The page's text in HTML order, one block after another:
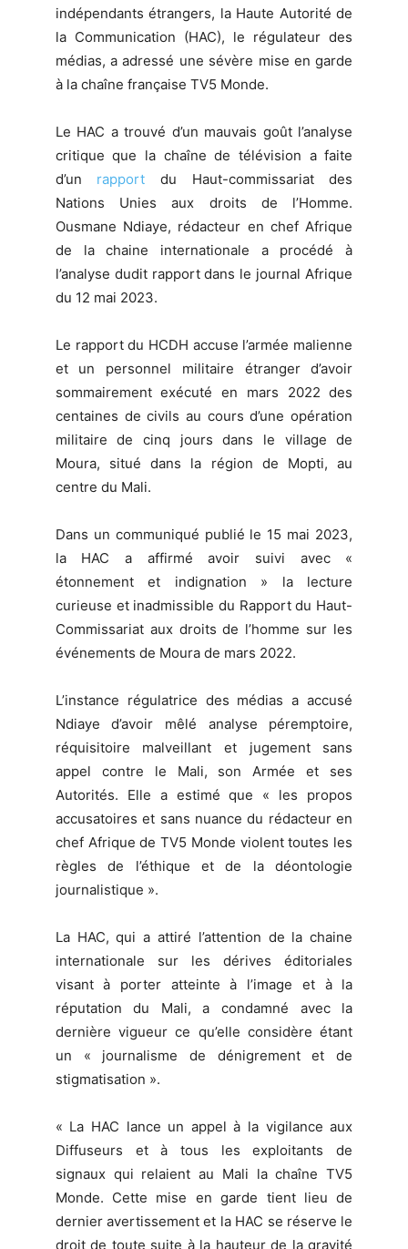
indépendants étrangers, la Haute Autorité de
la Communication (HAC), le régulateur des
médias, a adressé une sévère mise en garde
à la chaîne française TV5 Monde.
Le HAC a trouvé d’un mauvais goût l’analyse
critique que la chaîne de télévision a faite
d’un rapport du Haut-commissariat des
Nations Unies aux droits de l’Homme.
Ousmane Ndiaye, rédacteur en chef Afrique
de la chaine internationale a procédé à
l’analyse dudit rapport dans le journal Afrique
du 12 mai 2023.
Le rapport du HCDH accuse l’armée malienne
et un personnel militaire étranger d’avoir
sommairement exécuté en mars 2022 des
centaines de civils au cours d’une opération
militaire de cinq jours dans le village de
Moura, situé dans la région de Mopti, au
centre du Mali.
Dans un communiqué publié le 15 mai 2023,
la HAC a affirmé avoir suivi avec «
étonnement et indignation » la lecture
curieuse et inadmissible du Rapport du Haut-
Commissariat aux droits de l’homme sur les
événements de Moura de mars 2022.
L’instance régulatrice des médias a accusé
Ndiaye d’avoir mêlé analyse péremptoire,
réquisitoire malveillant et jugement sans
appel contre le Mali, son Armée et ses
Autorités. Elle a estimé que « les propos
accusatoires et sans nuance du rédacteur en
chef Afrique de TV5 Monde violent toutes les
règles de l’éthique et de la déontologie
journalistique ».
La HAC, qui a attiré l’attention de la chaine
internationale sur les dérives éditoriales
visant à porter atteinte à l’image et à la
réputation du Mali, a condamné avec la
dernière vigueur ce qu’elle considère étant
un « journalisme de dénigrement et de
stigmatisation ».
« La HAC lance un appel à la vigilance aux
Diffuseurs et à tous les exploitants de
signaux qui relaient au Mali la chaîne TV5
Monde. Cette mise en garde tient lieu de
dernier avertissement et la HAC se réserve le
droit de toute suite à la hauteur de la gravité